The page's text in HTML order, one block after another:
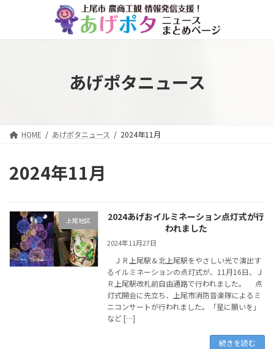
あげポタニュース
HOME あげポタニュース 2024年11月
2024年11月
上尾地区
2024あげおイルミネーション点灯式が行
われました
2024年11月27日
ＪＲ上尾駅＆北上尾駅をやさしい光で演出す
るイルミネーションの点灯式が、11月16日、Ｊ
Ｒ上尾駅改札前自由通路で行われました。 点
灯式開会に先立ち、上尾市消防音楽隊によるミ
ニコンサートが行われました。「星に願いを」
など […]
続きを読む